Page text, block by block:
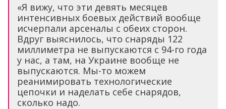
«Я вижу, что эти девять месяцев
интенсивных боевых действий вообще
исчерпали арсеналы с обеих сторон.
Вдруг выяснилось, что снаряды 122
миллиметра не выпускаются с 94-го года
у нас, а там, на Украине вообще не
выпускаются. Мы-то можем
реанимировать технологические
цепочки и наделать себе снарядов,
сколько надо.